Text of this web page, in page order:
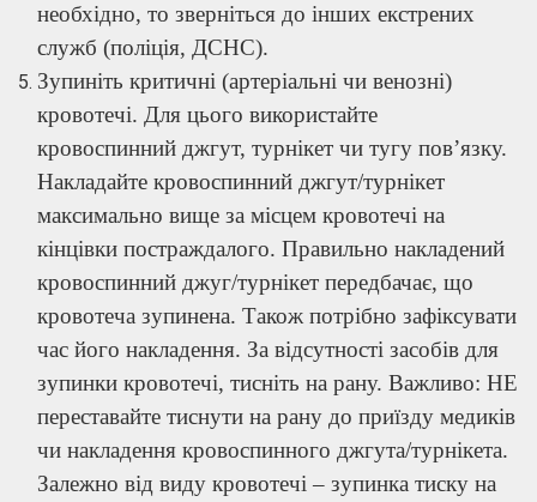
необхідно, то зверніться до інших екстрених
служб (поліція, ДСНС).
Зупиніть критичні (артеріальні чи венозні)
кровотечі. Для цього використайте
кровоспинний джгут, турнікет чи тугу пов’язку.
Накладайте кровоспинний джгут/турнікет
максимально вище за місцем кровотечі на
кінцівки постраждалого. Правильно накладений
кровоспинний джуг/турнікет передбачає, що
кровотеча зупинена. Також потрібно зафіксувати
час його накладення. За відсутності засобів для
зупинки кровотечі, тисніть на рану. Важливо: НЕ
переставайте тиснути на рану до приїзду медиків
чи накладення кровоспинного джгута/турнікета.
Залежно від виду кровотечі – зупинка тиску на